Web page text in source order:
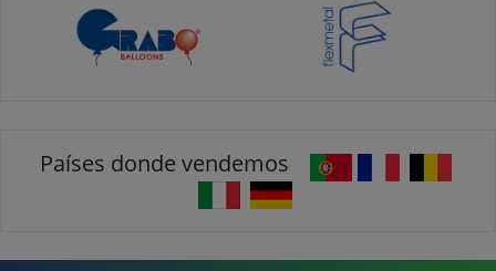
Países donde vendemos